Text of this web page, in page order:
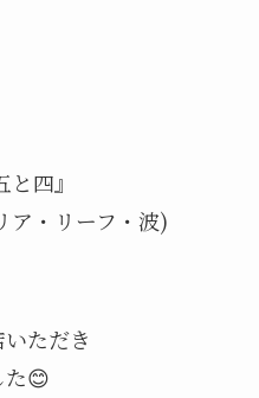
四』
ア・リーフ・波)
ただき
😊